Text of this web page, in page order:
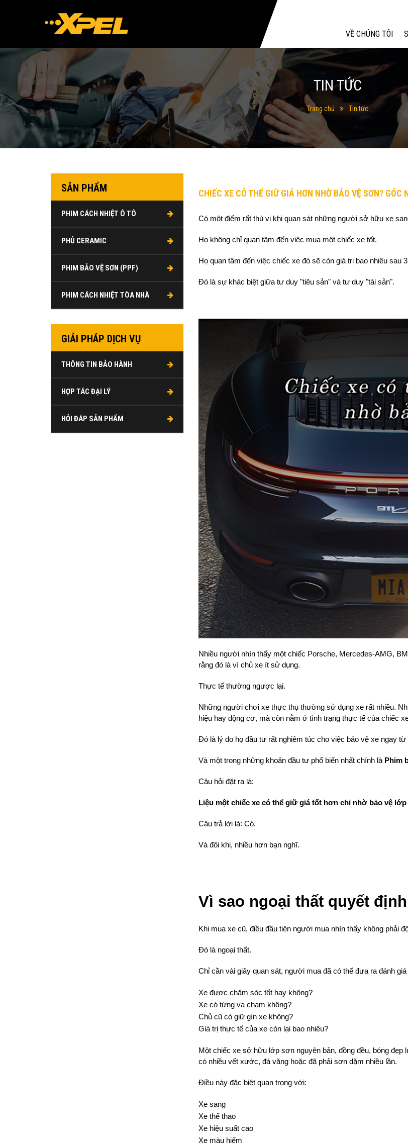
VỀ CHÚNG TÔI
TIN TỨC
Trang chủ Tin tức
CHIẾC XE CÓ THỂ GIỮ GIÁ HƠN NHỜ BẢO VỆ SƠN?
Có một điểm rất thú vị khi quan sát những người sở hữu xe
Họ không chỉ quan tâm đến việc mua một chiếc xe tốt.
Họ quan tâm đến việc chiếc xe đó sẽ còn giá trị bao nhiêu sau
Đó là sự khác biệt giữa tư duy "tiêu sản" và tư duy "tài sản".
Nhiều người nhìn thấy một chiếc Porsche, Mercedes-AMG,
rằng đó là vì chủ xe ít sử dụng.
Thực tế thường ngược lại.
Những người chơi xe thực thụ thường sử dụng xe rất nhiều.
hiệu hay động cơ, mà còn nằm ở tình trạng thực tế của chiếc
Đó là lý do họ đầu tư rất nghiêm túc cho việc bảo vệ xe ngay từ
Và một trong những khoản đầu tư phổ biến nhất chính là Phim
Câu hỏi đặt ra là:
Liệu một chiếc xe có thể giữ giá tốt hơn chỉ nhờ bảo vệ
Câu trả lời là: Có.
Và đôi khi, nhiều hơn bạn nghĩ.
Vì sao ngoại thất quyết
Khi mua xe cũ, điều đầu tiên người mua nhìn thấy không phải
Đó là ngoại thất.
Chỉ cần vài giây quan sát, người mua đã có thể đưa ra đánh
Xe được chăm sóc tốt hay không?
Xe có từng va chạm không?
Chủ cũ có giữ gìn xe không?
Giá trị thực tế của xe còn lại bao nhiêu?
Một chiếc xe sở hữu lớp sơn nguyên bản, đồng đều, bóng
có nhiều vết xước, đá văng hoặc đã phải sơn dặm nhiều lần.
Điều này đặc biệt quan trọng với:
Xe sang
Xe thể thao
Xe hiệu suất cao
Xe màu hiếm
SẢN PHẨM
PHIM CÁCH NHIỆT Ô TÔ
PHỦ CERAMIC
PHIM BẢO VỆ SƠN (PPF)
PHIM CÁCH NHIỆT TÒA NHÀ
GIẢI PHÁP DỊCH VỤ
THÔNG TIN BẢO HÀNH
HỢP TÁC ĐẠI LÝ
HỎI ĐÁP SẢN PHẨM